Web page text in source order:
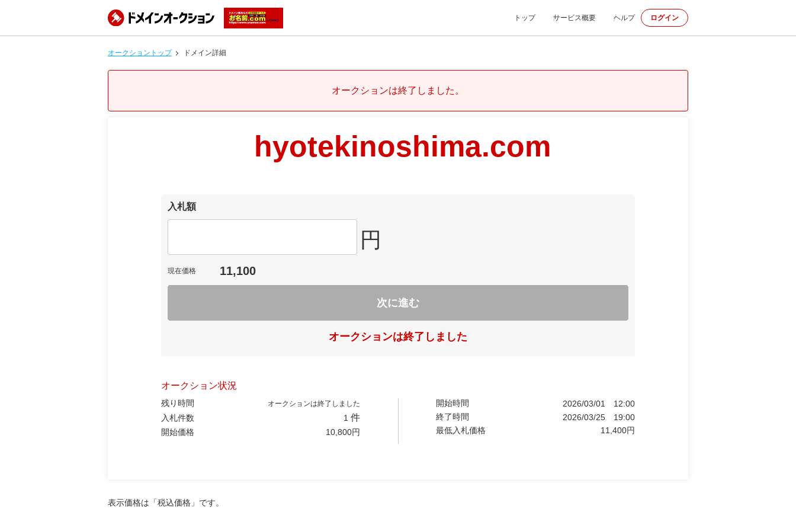
トップ サービス概要 ヘルプ ログイン
オークショントップ ドメイン詳細
オークションは終了しました。
hyotekinoshima.com
入札額
円
現在価格 11,100
次に進む
オークションは終了しました
オークション状況
残り時間 オークションは終了しました
入札件数 1 件
開始価格 10,800円
開始時間 2026/03/01
12:00
終了時間
2026/03/25
19:00
最低入札価格
11,400円
表示価格は「税込価格」です。